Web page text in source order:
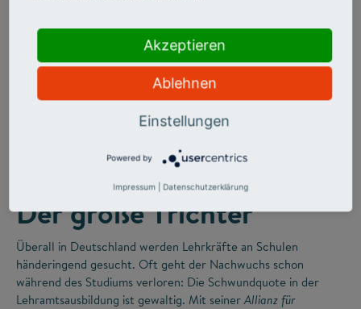
Der große Trichter
Überall in Deutschland werden Lehrkräfte an Schulen
händeringend gesucht. Oft geht der Nachwuchs schon
während des Studiums verloren: Die Schwundquote in der
Lehramtsausbildung ist gewaltig. Mit seiner Allianz für
Akzeptieren
Ablehnen
Einstellungen
Powered by
Impressum Datenschutzerklärung